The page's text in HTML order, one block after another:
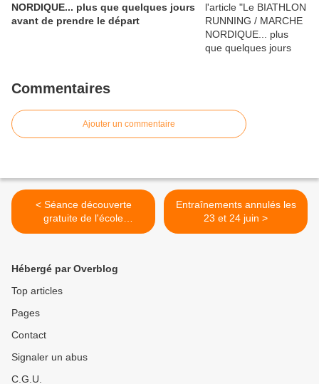
NORDIQUE... plus que quelques jours
avant de prendre le départ
Commentaires
Ajouter un commentaire
< Séance découverte
gratuite de l'école
d'athlétisme
Entraînements annulés les
23 et 24 juin >
Hébergé par Overblog
Top articles
Pages
Contact
Signaler un abus
C.G.U.